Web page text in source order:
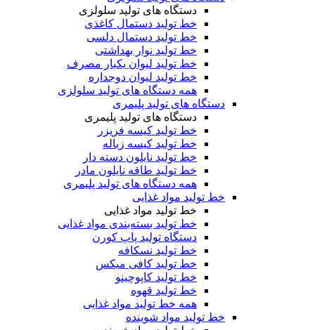
دستگاه های تولید سلولزی
خط تولید دستمال کاغذی
خط تولید دستمال دلسی
خط تولید نوار بهداشتی
خط تولید لیوان یکبار مصرف
خط تولید لیوان دوجداره
همه دستگاه های تولید سلولزی
دستگاه های تولید پلیمری
دستگاه های تولید پلیمری
خط تولید کیسه فریزر
خط تولید کیسه زباله
خط تولید نایلون دسته دار
خط تولید طاقه نایلون مادر
همه دستگاه های تولید پلیمری
خط تولید مواد غذایی
خط تولید مواد غذایی
خط تولید بسته‌بندی مواد غذایی
دستگاه تولید پاپ کورن
خط تولید نسکافه
خط تولید کافی میکس
خط تولید کاپوچینو
خط تولید قهوه
همه خط تولید مواد غذایی
خط تولید مواد شوینده